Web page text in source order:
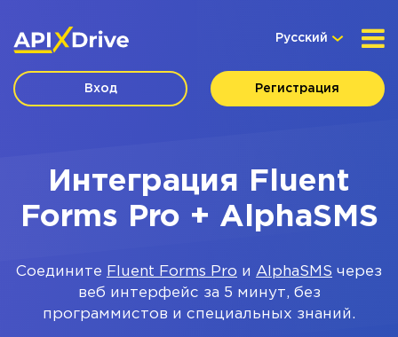
Русский
Вход Регистрация
Интеграция Fluent
Forms Pro + AlphaSMS
Соедините Fluent Forms Pro и AlphaSMS через
веб интерфейс за 5 минут, без
программистов и специальных знаний.